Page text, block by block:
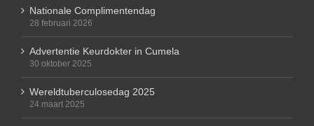
Nationale Complimentendag
28 februari 2026
Advertentie Keurdokter in Cumela
30 oktober 2025
Wereldtuberculosedag 2025
24 maart 2025